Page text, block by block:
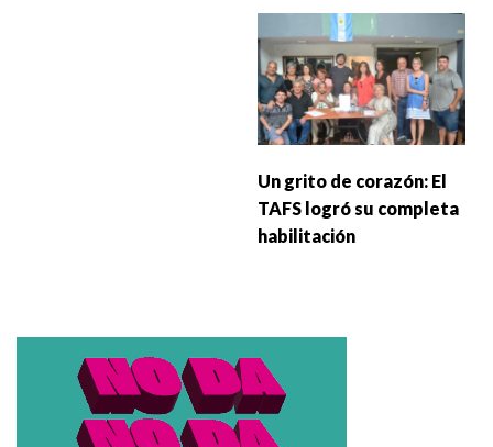
Un grito de corazón: El
TAFS logró su completa
habilitación